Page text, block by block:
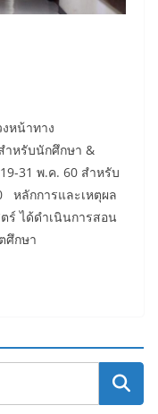
หน้าทาง
หรับนักศึกษา &
31 พ.ค. 60 สำหรับ
หลักการและเหตุผล
ได้ดำเนินการสอน
ศึกษา